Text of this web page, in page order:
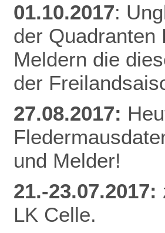
01.10.2017:
der Quadranten
Meldern die
der
27.08.2017:
und Melder!
21.-23.07.2017:
LK Celle.